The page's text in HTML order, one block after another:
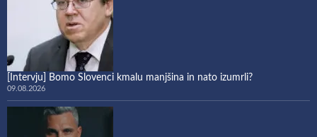
[Intervju] Bomo Slovenci kmalu manjšina in nato izumrli?
09.08.2026